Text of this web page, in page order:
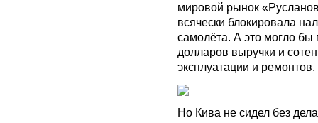
мировой рынок
всячески блокировала
самолёта. А это могло бы
долларов выручки и
эксплуатации и ремонтов.
Но Кива не сидел без